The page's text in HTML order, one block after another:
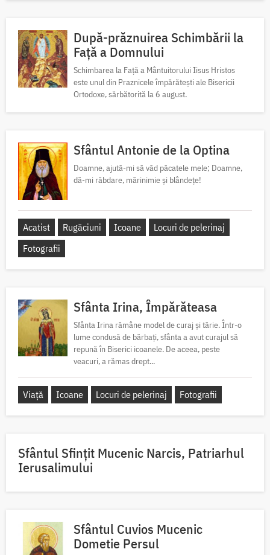
După-prăznuirea Schimbării la
Față a Domnului
Schimbarea la Față a Mântuitorului Iisus Hristos
este unul din Praznicele împărătești ale Bisericii
Ortodoxe, sărbătorită la 6 august.
Sfântul Antonie de la Optina
Doamne, ajută-mi să văd păcatele mele; Doamne,
dă-mi răbdare, mărinimie şi blândeţe!
Acatist Rugăciuni Icoane
Locuri de pelerinaj
Fotografii
Sfânta Irina, Împărăteasa
Sfânta Irina rămâne model de curaj și tărie. Într-o
lume condusă de bărbați, sfânta a avut curajul să
repună în Biserici icoanele. De aceea, peste
veacuri, a rămas drept...
Viață Icoane Locuri de pelerinaj Fotografii
Sfântul Sfinţit Mucenic Narcis, Patriarhul
Ierusalimului
Sfântul Cuvios Mucenic
Dometie Persul